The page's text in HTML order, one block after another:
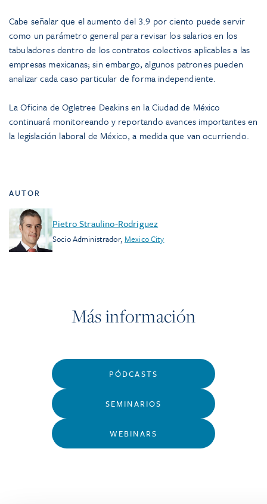
Cabe señalar que el aumento del 3.9 por ciento puede servir
como un parámetro general para revisar los salarios en los
tabuladores dentro de los contratos colectivos aplicables a las
empresas mexicanas; sin embargo, algunos patrones pueden
analizar cada caso particular de forma independiente.
La Oficina de Ogletree Deakins en la Ciudad de México
continuará monitoreando y reportando avances importantes en
la legislación laboral de México, a medida que van ocurriendo.
AUTOR
Pietro Straulino-Rodriguez
Socio Administrador, Mexico City
Más información
PÓDCASTS
SEMINARIOS
WEBINARS